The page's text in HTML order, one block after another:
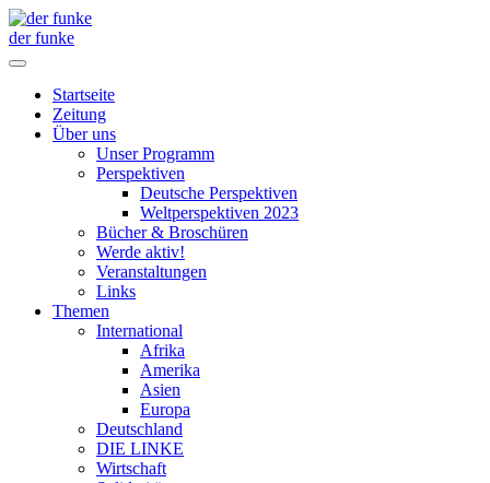
der funke
Startseite
Zeitung
Über uns
Unser Programm
Perspektiven
Deutsche Perspektiven
Weltperspektiven 2023
Bücher & Broschüren
Werde aktiv!
Veranstaltungen
Links
Themen
International
Afrika
Amerika
Asien
Europa
Deutschland
DIE LINKE
Wirtschaft